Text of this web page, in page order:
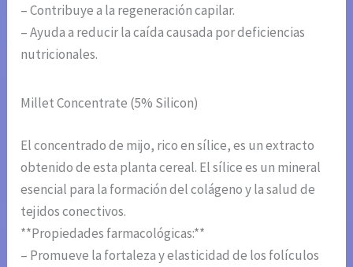
– Contribuye a la regeneración capilar.
– Ayuda a reducir la caída causada por deficiencias
nutricionales.
Millet Concentrate (5% Silicon)
El concentrado de mijo, rico en sílice, es un extracto
obtenido de esta planta cereal. El sílice es un mineral
esencial para la formación del colágeno y la salud de
tejidos conectivos.
**Propiedades farmacológicas:**
– Promueve la fortaleza y elasticidad de los folículos